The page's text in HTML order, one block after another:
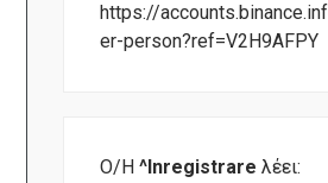
https://
er-person?ref=V2H9AFPY
Ο/Η^Inregistrare λέει: